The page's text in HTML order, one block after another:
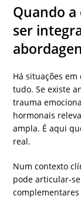
Quando
ser
Há situações
tudo. Se existe
trauma
hormonais
ampla. É aqui
real.
Num contexto
pode articular-